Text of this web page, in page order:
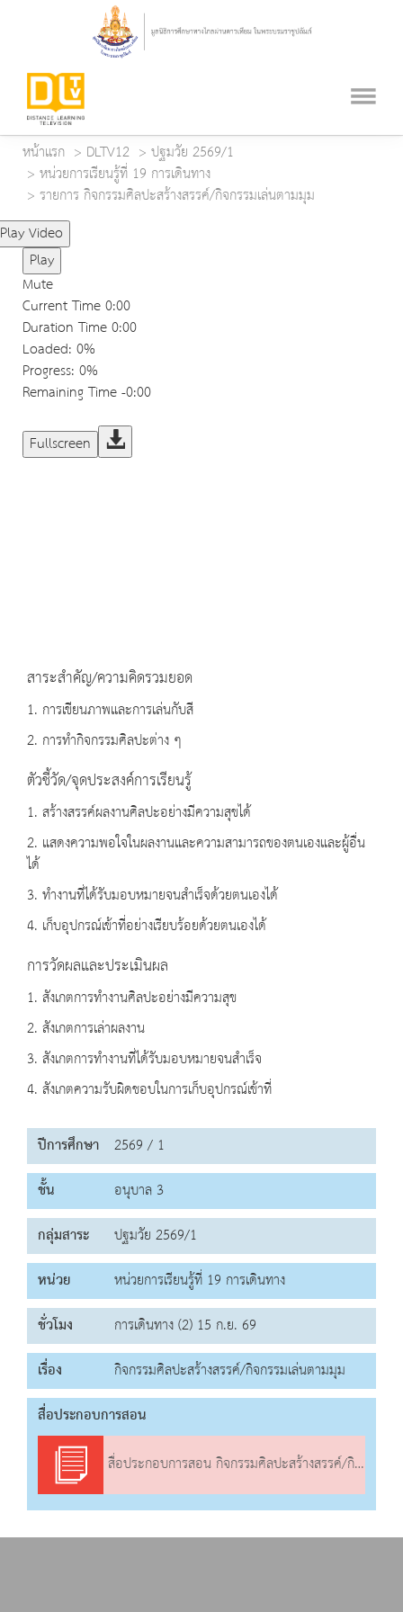
หน้าแรก DLTV12
ปฐมวัย 2569/1
หน่วยการเรียนรู้ที่ 19 การเดินทาง
รายการ กิจกรรมศิลปะสร้างสรรค์/กิจกรรมเล่นตามมุม
Play Video
Play
Mute
Current Time0:00
Duration Time0:00
Loaded: 0%
Progress: 0%
Remaining Time-0:00
Fullscreen
สาระสำคัญ/ความคิดรวมยอด
1. การเขียนภาพและการเล่นกับสี
2. การทำกิจกรรมศิลปะต่าง ๆ
ตัวชี้วัด/จุดประสงค์การเรียนรู้
1. สร้างสรรค์ผลงานศิลปะอย่างมีความสุขได้
2. แสดงความพอใจในผลงานและความสามารถของตนเองและผู้อื่น
ได้
3. ทำงานที่ได้รับมอบหมายจนสำเร็จด้วยตนเองได้
4. เก็บอุปกรณ์เข้าที่อย่างเรียบร้อยด้วยตนเองได้
การวัดผลและประเมินผล
1. สังเกตการทำงานศิลปะอย่างมีความสุข
2. สังเกตการเล่าผลงาน
3. สังเกตการทำงานที่ได้รับมอบหมายจนสำเร็จ
4. สังเกตความรับผิดชอบในการเก็บอุปกรณ์เข้าที่
ปีการศึกษา 2569 / 1
ชั้น
อนุบาล 3
กลุ่มสาระ
ปฐมวัย 2569/1
หน่วย
หน่วยการเรียนรู้ที่ 19 การเดินทาง
ชั่วโมง
การเดินทาง (2) 15 ก.ย. 69
เรื่อง
กิจกรรมศิลปะสร้างสรรค์/กิจกรรมเล่นตามมุม
สื่อประกอบการสอน
สื่อประกอบการสอน กิจกรรมศิลปะสร้างสรรค์/กิจกรรมเล่นตามมุม